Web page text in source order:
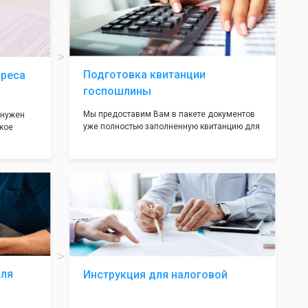
в
полною
не
все
Подготовка квитанции
госпошлины
Мы предоставим Вам в пакете документов
уже полностью заполненную квитанцию для
посредственно в налоговой инспекции при
подаче документов на регистрацию.
Инструкция для налоговой